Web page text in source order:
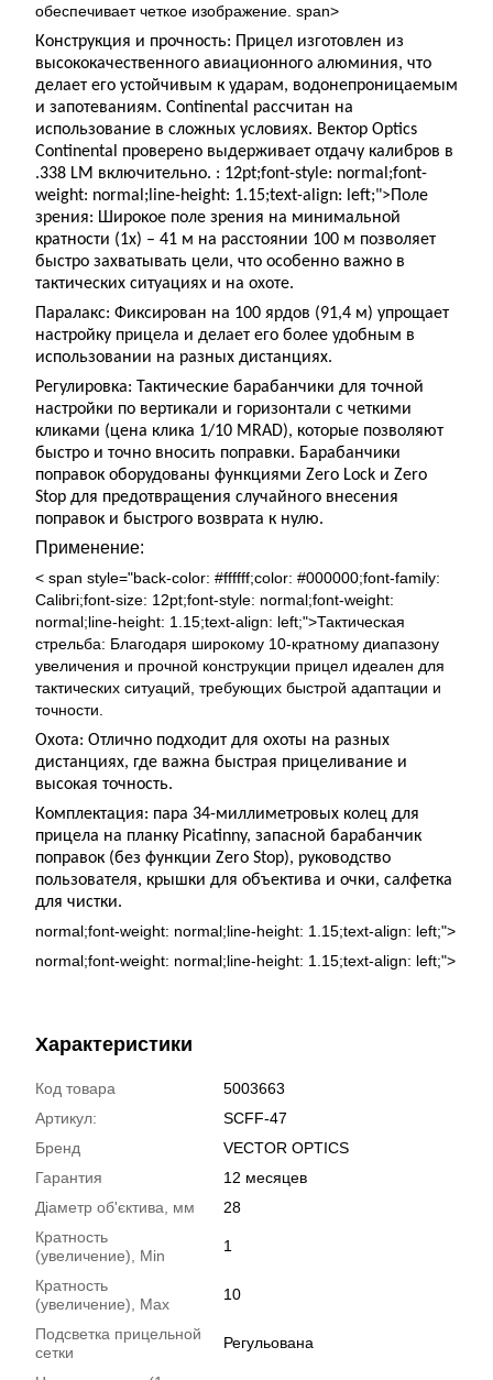
обеспечивает четкое изображение. span>
Конструкция и прочность: Прицел изготовлен из
высококачественного авиационного алюминия, что
делает его устойчивым к ударам, водонепроницаемым
и запотеваниям. Continental рассчитан на
использование в сложных условиях. Вектор Optics
Continental проверено выдерживает отдачу калибров в
.338 LM включительно. : 12pt;font-style: normal;font-
weight: normal;line-height: 1.15;text-align: left;">Поле
зрения: Широкое поле зрения на минимальной
кратности (1x) – 41 м на расстоянии 100 м позволяет
быстро захватывать цели, что особенно важно в
тактических ситуациях и на охоте.
Паралакс: Фиксирован на 100 ярдов (91,4 м) упрощает
настройку прицела и делает его более удобным в
использовании на разных дистанциях.
Регулировка: Тактические барабанчики для точной
настройки по вертикали и горизонтали с четкими
кликами (цена клика 1/10 MRAD), которые позволяют
быстро и точно вносить поправки. Барабанчики
поправок оборудованы функциями Zero Lock и Zero
Stop для предотвращения случайного внесения
поправок и быстрого возврата к нулю.
Применение:
< span style="back-color: #ffffff;color: #000000;font-family:
Calibri;font-size: 12pt;font-style: normal;font-weight:
normal;line-height: 1.15;text-align: left;">Тактическая
стрельба: Благодаря широкому 10-кратному диапазону
увеличения и прочной конструкции прицел идеален для
тактических ситуаций, требующих быстрой адаптации и
точности.
Охота: Отлично подходит для охоты на разных
дистанциях, где важна быстрая прицеливание и
высокая точность.
Комплектация: пара 34-миллиметровых колец для
прицела на планку Picatinny, запасной барабанчик
поправок (без функции Zero Stop), руководство
пользователя, крышки для объектива и очки, салфетка
для чистки.
normal;font-weight: normal;line-height: 1.15;text-align: left;">
normal;font-weight: normal;line-height: 1.15;text-align: left;">
Характеристики
Код товара
5003663
Артикул:
SCFF-47
Бренд
VECTOR OPTICS
Гарантия
12 месяцев
Діаметр об'єктива, мм
28
Кратность
(увеличение), Min
1
Кратность
(увеличение), Max
10
Подсветка прицельной
сетки
Регульована